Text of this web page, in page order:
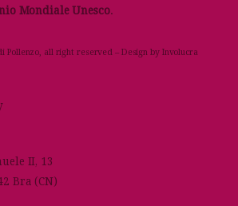
Mondiale Unesco.
Pollenzo, all right reserved – Design by Involucra
II, 13
Bra (CN)